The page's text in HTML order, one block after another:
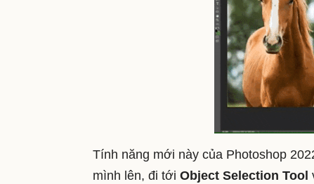
Tính năng mới này của Photoshop
mình lên, đi tới Object Selection Tool